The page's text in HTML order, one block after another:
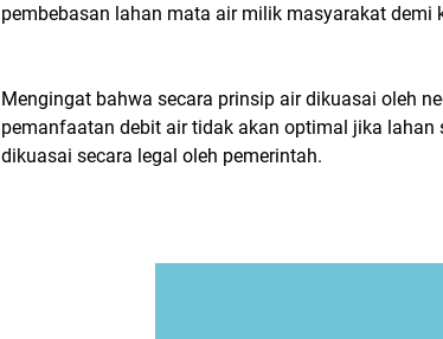
pembebasan lahan mata air milik masyarakat demi
Mengingat bahwa secara prinsip air dikuasai oleh
pemanfaatan debit air tidak akan optimal jika lahan
dikuasai secara legal oleh pemerintah.